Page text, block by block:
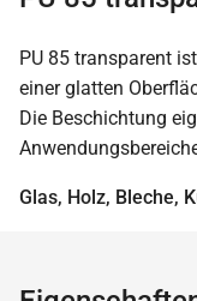
PU 85 transparent
einer glatten
Die Beschichtung
Glas, Holz, Bleche,